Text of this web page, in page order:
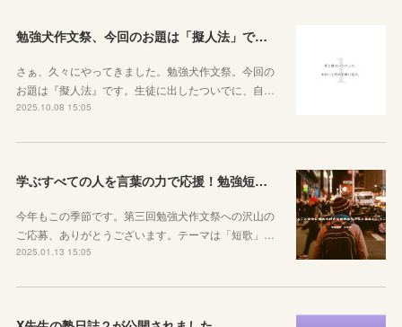
勉強犬作文祭、今回のお題は「擬人法」です！
さぁ、久々にやってきました。勉強犬作文祭。今回の
お題は『擬人法』です。生徒に出したついでに、自…
2025.10.08 15:05
学ぶすべての人を言葉の力で応援！勉強短歌集「学火」【作品随時募集中】
今年もこの季節です。第三回勉強犬作文祭への沢山の
ご応募、ありがとうございます。テーマは「短歌」…
2025.01.13 15:05